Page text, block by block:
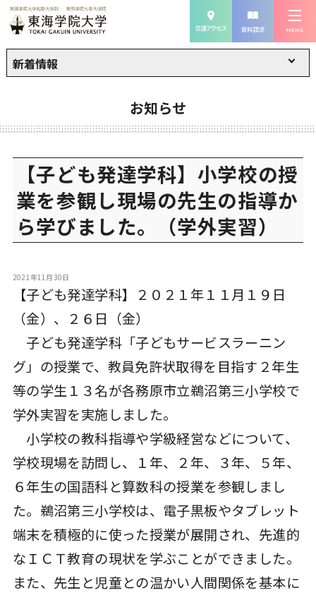
新着情報
お知らせ
【子ども発達学科】小学校の授
業を参観し現場の先生の指導か
ら学びました。（学外実習）
2021年11月30日
【子ども発達学科】２０２１年１１月１９日
（金）、２６日（金）
子ども発達学科「子どもサービスラーニン
グ」の授業で、教員免許状取得を目指す２年生
等の学生１３名が各務原市立鵜沼第三小学校で
学外実習を実施しました。
小学校の教科指導や学級経営などについて、
学校現場を訪問し、１年、２年、３年、５年、
６年生の国語科と算数科の授業を参観しまし
た。鵜沼第三小学校は、電子黒板やタブレット
端末を積極的に使った授業が展開され、先進的
なＩＣＴ教育の現状を学ぶことができました。
また、先生と児童との温かい人間関係を基本に